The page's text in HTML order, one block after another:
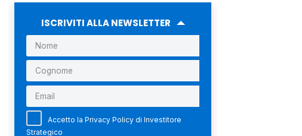
ISCRIVITI ALLA NEWSLETTER